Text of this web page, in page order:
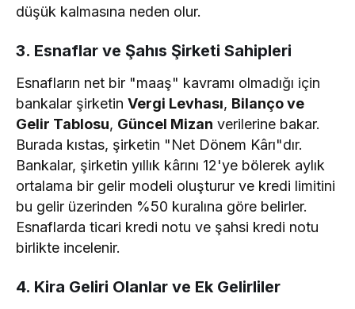
düşük kalmasına neden olur.
3. Esnaflar ve Şahıs Şirketi Sahipleri
Esnafların net bir "maaş" kavramı olmadığı için
bankalar şirketinVergi Levhası, Bilanço ve
Gelir Tablosu, Güncel Mizan verilerine bakar.
Burada kıstas, şirketin "Net Dönem Kârı"dır.
Bankalar, şirketin yıllık kârını 12'ye bölerek aylık
ortalama bir gelir modeli oluşturur ve kredi limitini
bu gelir üzerinden %50 kuralına göre belirler.
Esnaflarda ticari kredi notu ve şahsi kredi notu
birlikte incelenir.
4. Kira Geliri Olanlar ve Ek Gelirliler